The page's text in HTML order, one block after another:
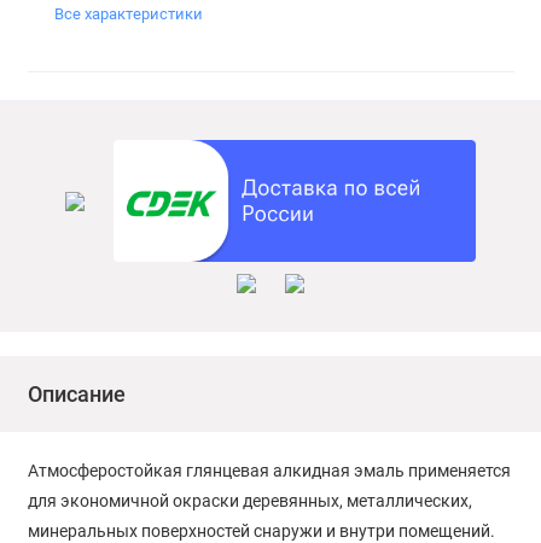
Все характеристики
Описание
Атмосферостойкая глянцевая алкидная эмаль применяется
для экономичной окраски деревянных, металлических,
минеральных поверхностей снаружи и внутри помещений.